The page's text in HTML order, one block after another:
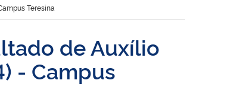
Teresina
de Auxílio
- Campus